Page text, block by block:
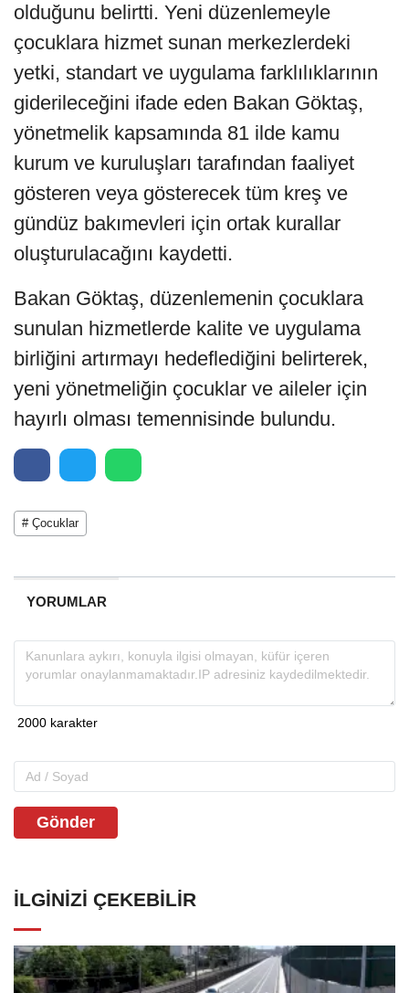
olduğunu belirtti. Yeni düzenlemeyle
çocuklara hizmet sunan merkezlerdeki
yetki, standart ve uygulama farklılıklarının
giderileceğini ifade eden Bakan Göktaş,
yönetmelik kapsamında 81 ilde kamu
kurum ve kuruluşları tarafından faaliyet
gösteren veya gösterecek tüm kreş ve
gündüz bakımevleri için ortak kurallar
oluşturulacağını kaydetti.
Bakan Göktaş, düzenlemenin çocuklara
sunulan hizmetlerde kalite ve uygulama
birliğini artırmayı hedeflediğini belirterek,
yeni yönetmeliğin çocuklar ve aileler için
hayırlı olması temennisinde bulundu.
# Çocuklar
YORUMLAR
Gönder
İLGINIZI ÇEKEBILIR